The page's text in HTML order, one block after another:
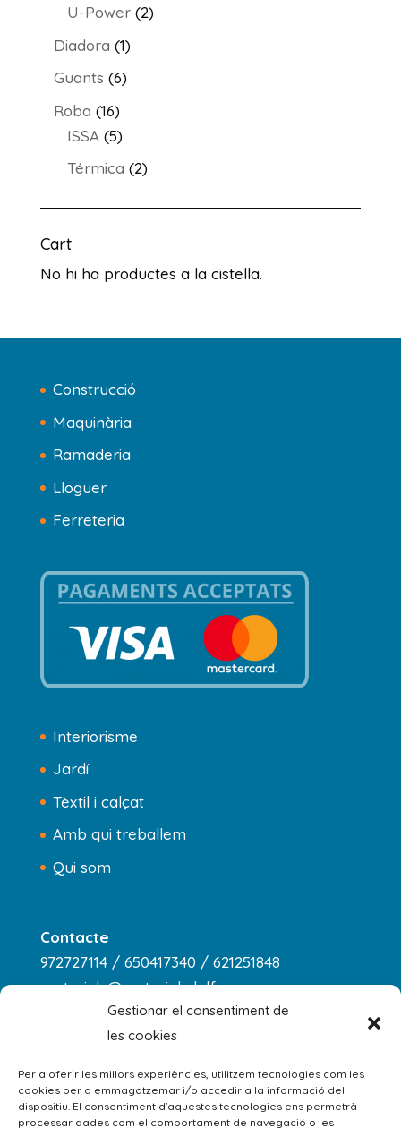
Gestionar el consentiment de
les cookies
Per a oferir les millors experiències, utilitzem tecnologies com les
cookies per a emmagatzemar i/o accedir a la informació del
dispositiu. El consentiment d'aquestes tecnologies ens permetrà
processar dades com el comportament de navegació o les
U-Power 22
Diadora 11
producte
Guants 66
Roba 1616
productes
ISSA 55
productes
Térmica 22
Cart
No hi ha productes a la cistella.
Construcció
Maquinària
Ramaderia
Lloguer
Ferreteria
Interiorisme
Jardí
Tèxtil i calçat
Amb qui treballem
Qui som
Contacte
972727114 / 650417340 / 621251848
materials@materialsdelfreser.com
dilluns a dijous
8:00 - 13:00 / 14:00 - 18:00